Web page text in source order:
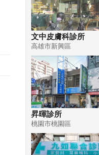
文中皮膚科診所
高雄市新興區
昇暉診所
桃園市桃園區